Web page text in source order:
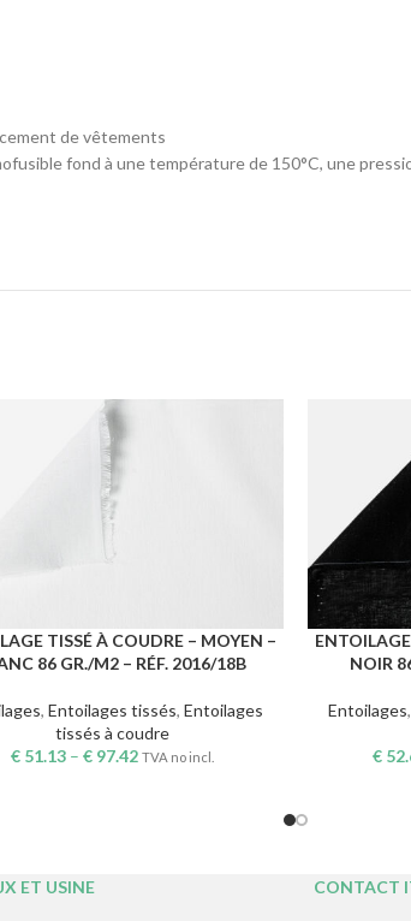
de vêtements
fond à une température de 150°C, une
OPTIONS
TISSÉ À COUDRE – MOYEN –
86 GR./M2 – RÉF. 2016/18B
, Entoilages tissés, Entoilages
tissés à coudre
€51.13– €97.42 TVA no incl.
CHOIX DES
NOIR
Entoilages
€
ET USINE CONTACT